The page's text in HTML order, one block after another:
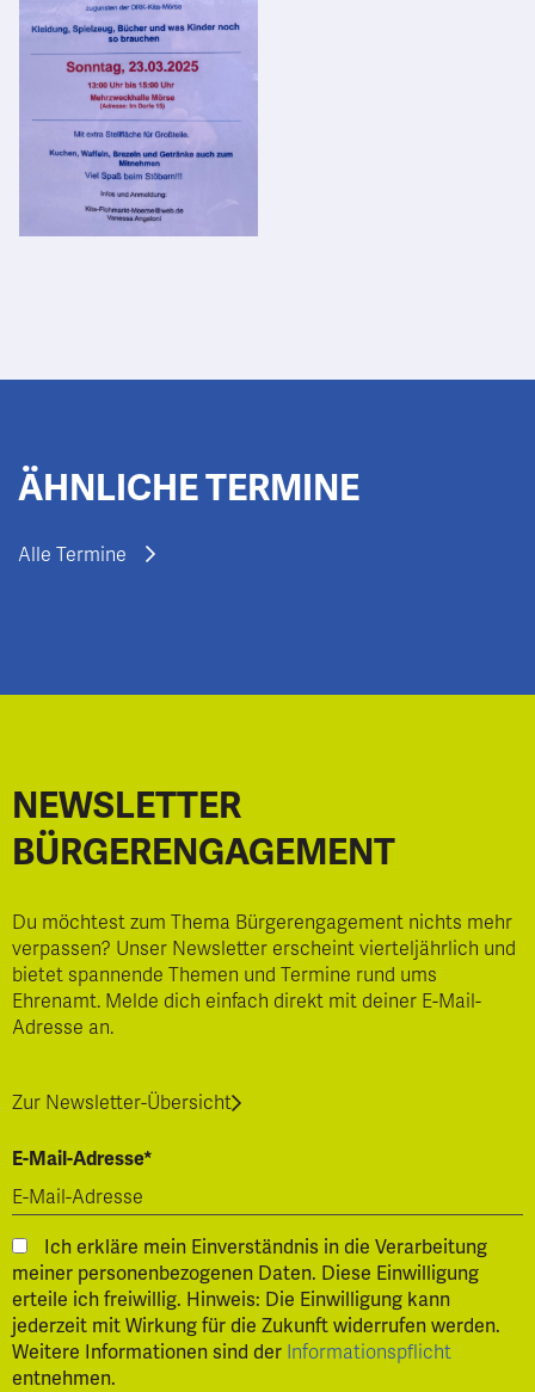
ÄHNLICHE TERMINE
Alle Termine
NEWSLETTER
BÜRGERENGAGEMENT
Du möchtest zum Thema Bürgerengagement nichts mehr
verpassen? Unser Newsletter erscheint vierteljährlich und
bietet spannende Themen und Termine rund ums
Ehrenamt. Melde dich einfach direkt mit deiner E-Mail-
Adresse an.
Zur Newsletter-Übersicht
E-Mail-Adresse*
Ich erkläre mein Einverständnis in die Verarbeitung
meiner personenbezogenen Daten. Diese Einwilligung
erteile ich freiwillig. Hinweis: Die Einwilligung kann
jederzeit mit Wirkung für die Zukunft widerrufen werden.
Weitere Informationen sind der Informationspflicht
entnehmen.